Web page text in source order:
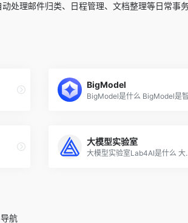
处理邮件归类、日程管理、文档整理等日常事务
BigModel
BigModel是什么 BigModel是
大模型实验室
大模型实验室Lab4AI是什么 大
航